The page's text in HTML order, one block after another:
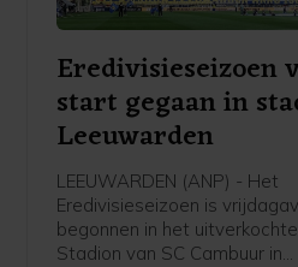
Eredivisieseizoen
start gegaan in
Leeuwarden
LEEUWARDEN (ANP) - Het
Eredivisieseizoen is
begonnen in het
Stadion van SC Cambuur in